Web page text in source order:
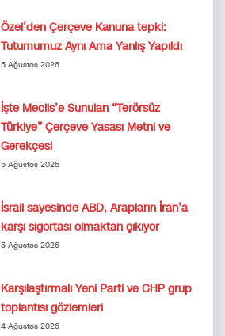
Özel’den Çerçeve Kanuna tepki:
Tutumumuz Aynı Ama Yanlış Yapıldı
5 Ağustos 2026
İşte Meclis’e Sunulan “Terörsüz
Türkiye” Çerçeve Yasası Metni ve
Gerekçesi
5 Ağustos 2026
İsrail sayesinde ABD, Arapların İran’a
karşı sigortası olmaktan çıkıyor
5 Ağustos 2026
Karşılaştırmalı Yeni Parti ve CHP grup
toplantısı gözlemleri
4 Ağustos 2026